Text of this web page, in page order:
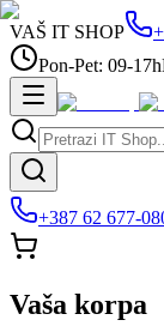
VAŠ IT SHOP
Pon-Pet: 09-17h
+387 62 677-
Vaša korpa